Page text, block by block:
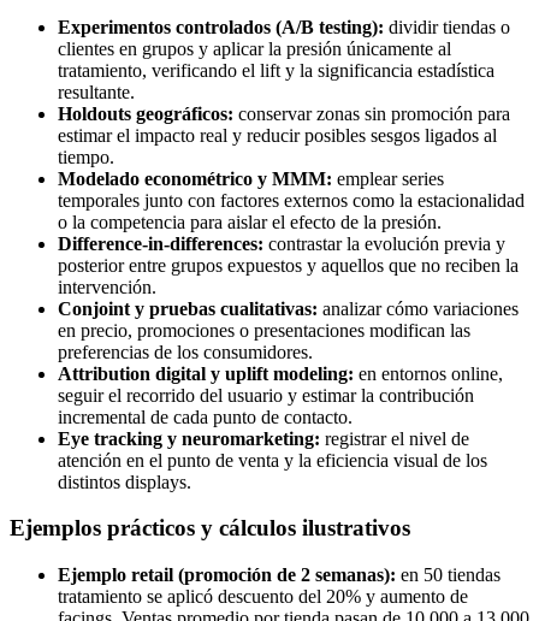
Experimentos controlados (A/B testing): dividir tiendas o
clientes en grupos y aplicar la presión únicamente al
tratamiento, verificando el lift y la significancia estadística
resultante.
Holdouts geográficos: conservar zonas sin promoción para
estimar el impacto real y reducir posibles sesgos ligados al
tiempo.
Modelado econométrico y MMM: emplear series
temporales junto con factores externos como la estacionalidad
o la competencia para aislar el efecto de la presión.
Difference-in-differences: contrastar la evolución previa y
posterior entre grupos expuestos y aquellos que no reciben la
intervención.
Conjoint y pruebas cualitativas: analizar cómo variaciones
en precio, promociones o presentaciones modifican las
preferencias de los consumidores.
Attribution digital y uplift modeling: en entornos online,
seguir el recorrido del usuario y estimar la contribución
incremental de cada punto de contacto.
Eye tracking y neuromarketing: registrar el nivel de
atención en el punto de venta y la eficiencia visual de los
distintos displays.
Ejemplos prácticos y cálculos ilustrativos
Ejemplo retail (promoción de 2 semanas): en 50 tiendas
tratamiento se aplicó descuento del 20% y aumento de